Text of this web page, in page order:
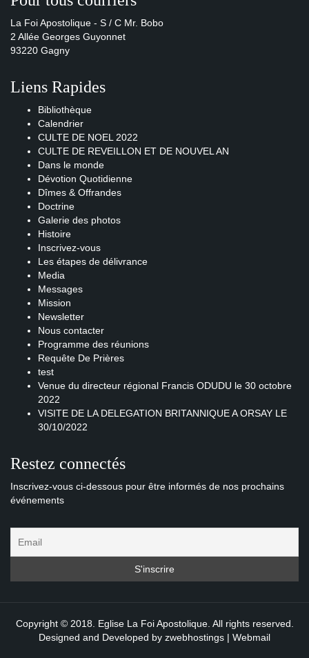
La Foi Apostolique - S / C Mr. Bobo
2 Allée Georges Guyonnet
93220 Gagny
Liens Rapides
Bibliothèque
Calendrier
CULTE DE NOEL 2022
CULTE DE REVEILLON ET DE NOUVEL AN
Dans le monde
Dévotion Quotidienne
Dîmes & Offrandes
Doctrine
Galerie des photos
Histoire
Inscrivez-vous
Les étapes de délivrance
Media
Messages
Mission
Newsletter
Nous contacter
Programme des réunions
Requête De Prières
test
Venue du directeur régional Francis ODUDU le 30 octobre
2022
VISITE DE LA DELEGATION BRITANNIQUE A ORSAY LE
30/10/2022
Restez connectés
Inscrivez-vous ci-dessous pour être informés de nos prochains
événements
Copyright © 2018. Eglise La Foi Apostolique. All rights reserved.
Designed and Developed by zwebhostings | Webmail